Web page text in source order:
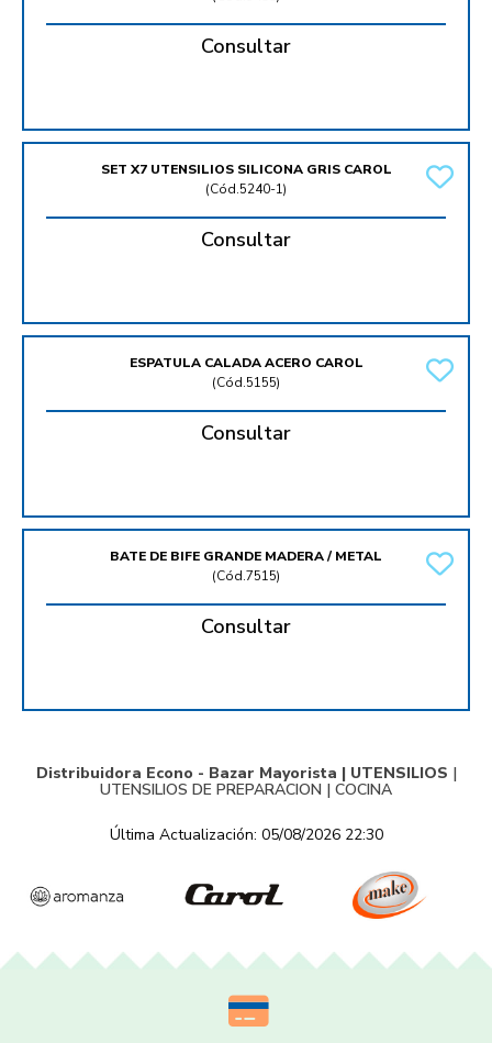
Consultar
SET X7 UTENSILIOS SILICONA GRIS CAROL
(Cód.5240-1)
Consultar
ESPATULA CALADA ACERO CAROL
(Cód.5155)
Consultar
BATE DE BIFE GRANDE MADERA / METAL
(Cód.7515)
Consultar
Distribuidora Econo - Bazar Mayorista | UTENSILIOS |
UTENSILIOS DE PREPARACION | COCINA
Última Actualización: 05/08/2026 22:30